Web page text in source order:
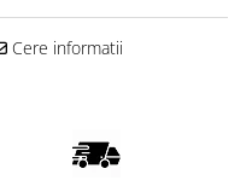
Cere informatii